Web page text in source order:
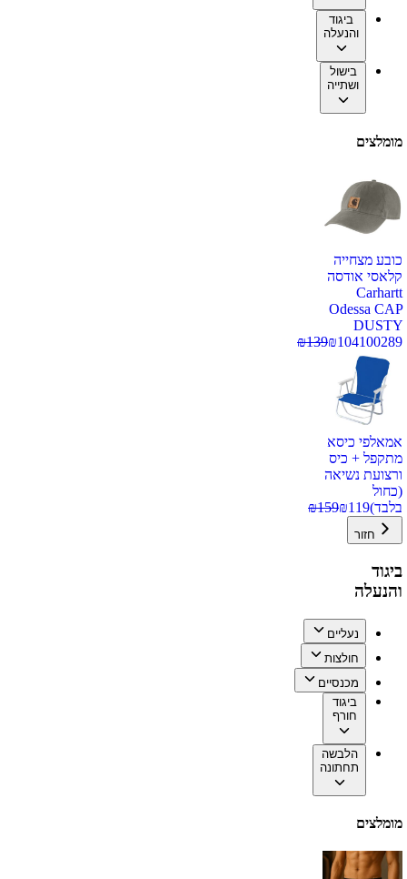
ביגוד
והנעלה
בישול
ושתייה
מומלצים
כובע מצחייה
קלאסי אודסה
Carhartt
Odessa CAP
DUSTY
100289
₪104
₪139
אמאלפי כיסא
מתקפל + כיס
ורצועת נשיאה
(כחול
בלבד)
₪119
₪159
חזור
ביגוד
והנעלה
נעליים
חולצות
מכנסיים
ביגוד
חורף
הלבשה
תחתונה
מומלצים